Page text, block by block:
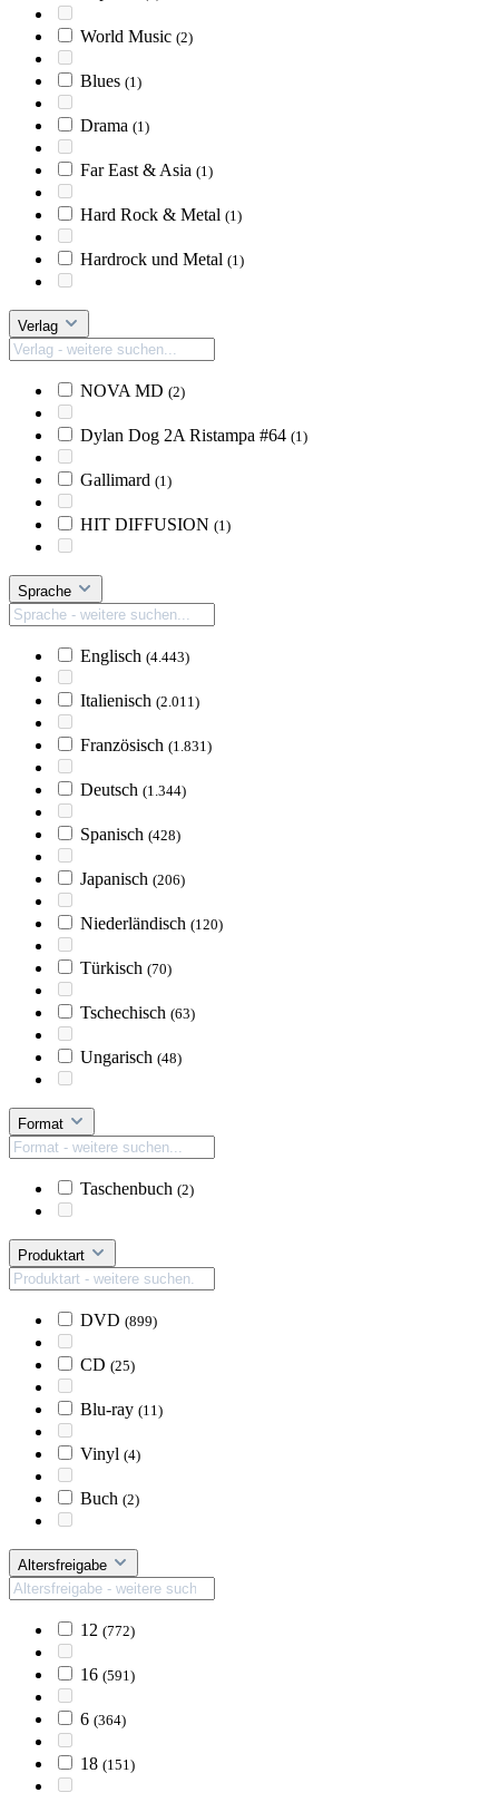
World Music (2)
Blues (1)
Drama (1)
Far East & Asia (1)
Hard Rock & Metal (1)
Hardrock und Metal (1)
Verlag
NOVA MD (2)
Dylan Dog 2A Ristampa #64 (1)
Gallimard (1)
HIT DIFFUSION (1)
Sprache
Englisch (4.443)
Italienisch (2.011)
Französisch (1.831)
Deutsch (1.344)
Spanisch (428)
Japanisch (206)
Niederländisch (120)
Türkisch (70)
Tschechisch (63)
Ungarisch (48)
Format
Taschenbuch (2)
Produktart
DVD (899)
CD (25)
Blu-ray (11)
Vinyl (4)
Buch (2)
Altersfreigabe
12 (772)
16 (591)
6 (364)
18 (151)